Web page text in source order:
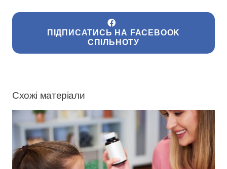
ПІДПИСАТИСЬ НА FACEBOOK
СПІЛЬНОТУ
Схожі матеріали